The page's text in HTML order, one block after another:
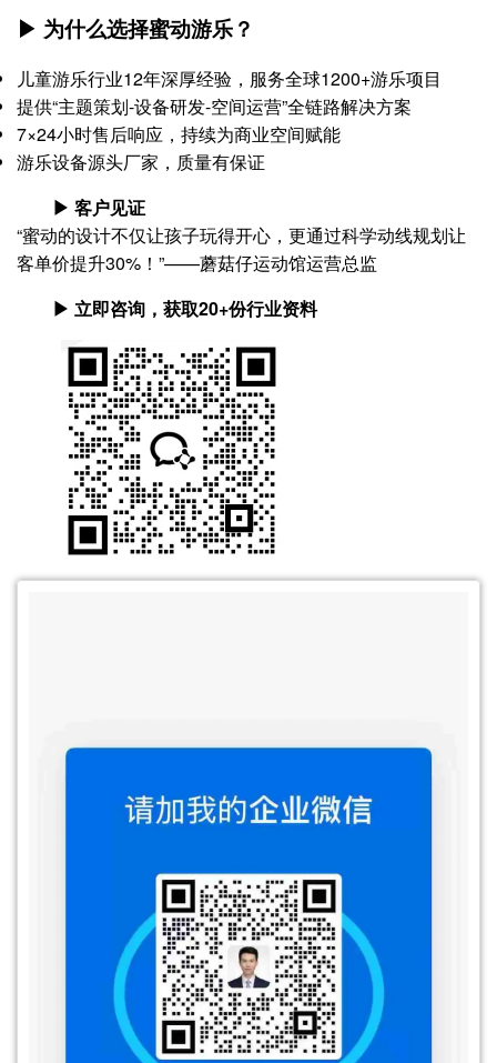
▶ 为什么选择蜜动游乐？
儿童游乐行业12年深厚经验，服务全球1200+游乐项目
提供“主题策划-设备研发-空间运营”全链路解决方案
7×24小时售后响应，持续为商业空间赋能
游乐设备源头厂家，质量有保证
▶ 客户见证
“蜜动的设计不仅让孩子玩得开心，更通过科学动线规划让
客单价提升30%！”——蘑菇仔运动馆运营总监
▶ 立即咨询，获取20+份行业资料